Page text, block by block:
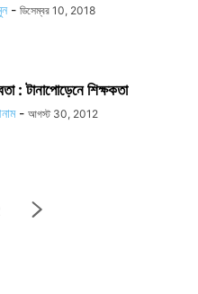
- ডিসেম্বর 10, 2018
: টানাপোড়েনে শিক্ষকতা
- আগস্ট 30, 2012